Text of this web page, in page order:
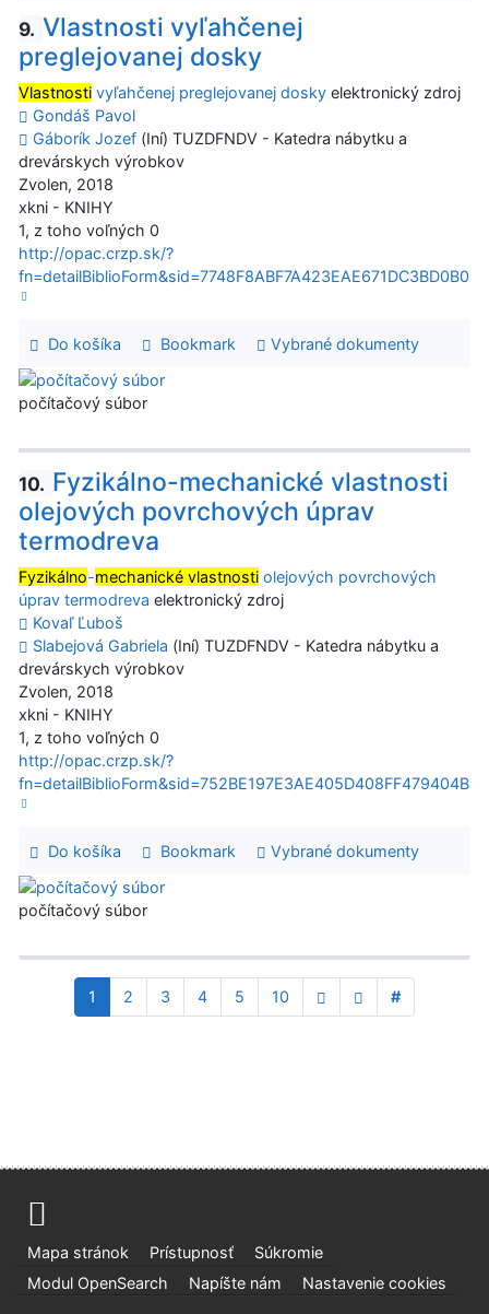
9. Vlastnosti vyľahčenej
preglejovanej dosky
Vlastnosti vyľahčenej preglejovanej dosky elektronický zdroj
Gondáš Pavol
Gáborík Jozef (Iní) TUZDFNDV - Katedra nábytku a
drevárskych výrobkov
Zvolen, 2018
xkni - KNIHY
1, z toho voľných 0
http://opac.crzp.sk/?
fn=detailBiblioForm&sid=7748F8ABF7A423EAE671DC3BD0B0
Do košíka Bookmark Vybrané dokumenty
počítačový súbor
10. Fyzikálno-mechanické vlastnosti
olejových povrchových úprav
termodreva
Fyzikálno-mechanické vlastnosti olejových povrchových
úprav termodreva elektronický zdroj
Kovaľ Ľuboš
Slabejová Gabriela (Iní) TUZDFNDV - Katedra nábytku a
drevárskych výrobkov
Zvolen, 2018
xkni - KNIHY
1, z toho voľných 0
http://opac.crzp.sk/?
fn=detailBiblioForm&sid=752BE197E3AE405D408FF479404B
Do košíka Bookmark Vybrané dokumenty
počítačový súbor
1 2 3 4 5 10 #
Mapa stránok Prístupnosť
Súkromie
Modul OpenSearch
Napíšte nám Nastavenie cookies